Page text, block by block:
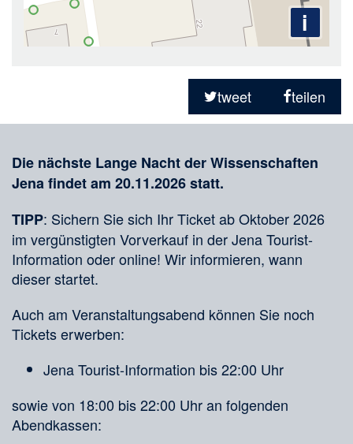
i
tweet
teilen
Die nächste Lange Nacht der Wissenschaften
Jena findet am 20.11.2026 statt.
TIPP: Sichern Sie sich Ihr Ticket ab Oktober 2026
im vergünstigten Vorverkauf in der Jena Tourist-
Information oder online! Wir informieren, wann
dieser startet.
Auch am Veranstaltungsabend können Sie noch
Tickets erwerben:
Jena Tourist-Information bis 22:00 Uhr
sowie von 18:00 bis 22:00 Uhr an folgenden
Abendkassen: